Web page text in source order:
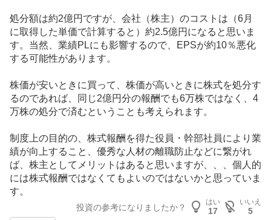
処分額は約2億円ですが、会社（株主）のコストは（6月
に取得した単価で計算すると）約2.5億円になると思いま
す。当然、業績PLにも影響するので、EPSが約10％悪化
する可能性があります。
株価が安いときに買って、株価が高いときに株式を処分す
るのであれば、同じ2億円分の報酬でも6万株ではなく、4
万株の処分で済むということも考えられます。
制度上の目的の、株式報酬を得た役員・幹部社員により業
績が向上すること、優秀な 人材の離職防止などに繋がれ
ば、株主としてメリットはあると思いますが、、、個人的
には株式報酬ではなくてもよいのではないかと思っていま
す。
投資の参考になりましたか？
はい
17
いいえ
5